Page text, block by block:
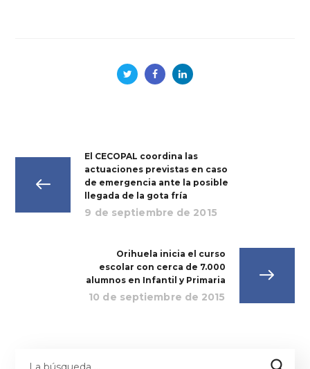
El CECOPAL coordina las
actuaciones previstas en caso
de emergencia ante la posible
llegada de la gota fría
9 de septiembre de 2015
Orihuela inicia el curso
escolar con cerca de 7.000
alumnos en Infantil y Primaria
10 de septiembre de 2015